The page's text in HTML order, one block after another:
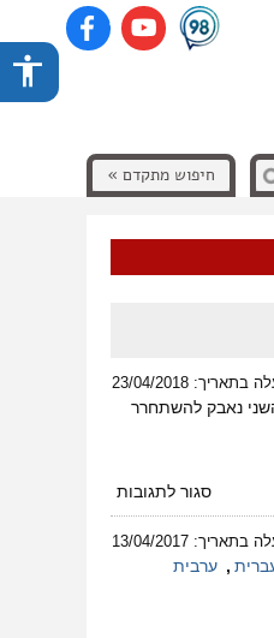
חיפוש מתקדם »
בתאריך: 23/04/2018
נאבק להשתחרר
סגור לתגובותעל
שכול
משותף
בתאריך: 13/04/2017
, ערבית